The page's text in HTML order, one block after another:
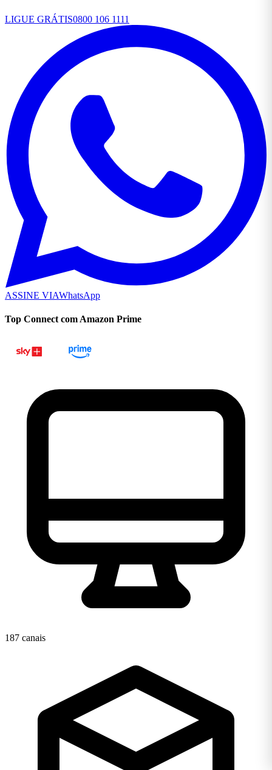
LIGUE GRÁTIS0800 106 1111
ASSINE VIAWhatsApp
Top Connect com Amazon Prime
187 canais